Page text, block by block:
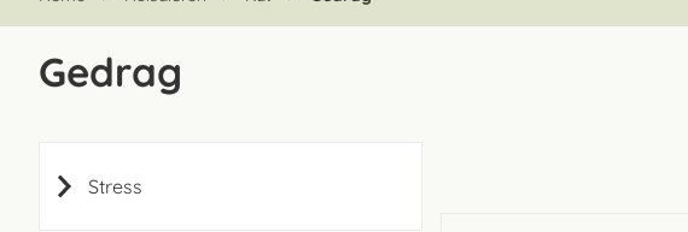
Gedrag
Stress